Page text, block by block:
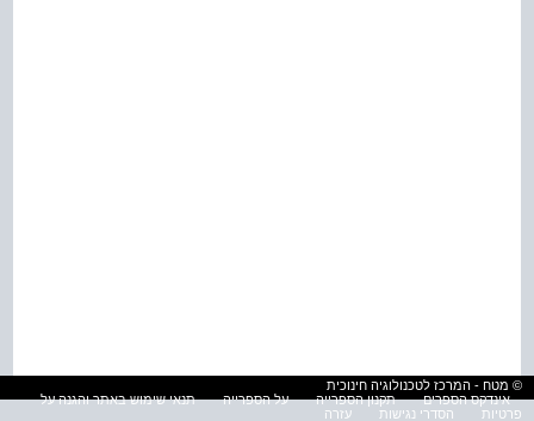
© מטח - המרכז לטכנולוגיה חינוכית
אינדקס הספרים
תקנון הספרייה על הספרייה
תנאי שימוש באתר והגנה על
פרטיות
הסדרי נגישות עזרה